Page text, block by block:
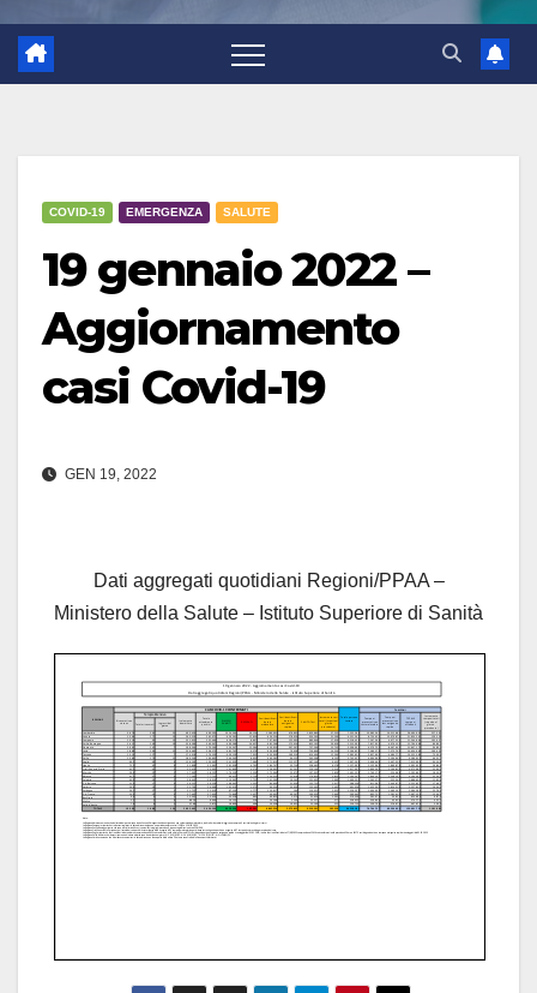
COVID-19 EMERGENZA SALUTE
19 gennaio 2022 –
Aggiornamento
casi Covid-19
GEN 19, 2022
Dati aggregati quotidiani Regioni/PPAA –
Ministero della Salute – Istituto Superiore di Sanità